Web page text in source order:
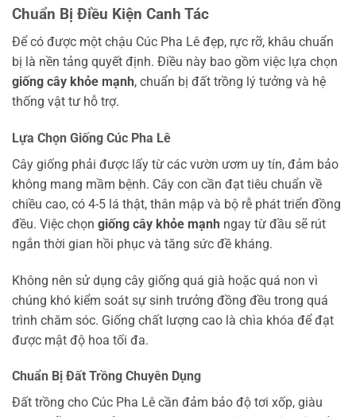
Chuẩn Bị Điều Kiện Canh Tác
Để có được một chậu Cúc Pha Lê đẹp, rực rỡ, khâu chuẩn
bị là nền tảng quyết định. Điều này bao gồm việc lựa chọn
giống cây khỏe mạnh, chuẩn bị đất trồng lý tưởng và hệ
thống vật tư hỗ trợ.
Lựa Chọn Giống Cúc Pha Lê
Cây giống phải được lấy từ các vườn ươm uy tín, đảm bảo
không mang mầm bệnh. Cây con cần đạt tiêu chuẩn về
chiều cao, có 4-5 lá thật, thân mập và bộ rễ phát triển đồng
đều. Việc chọn giống cây khỏe mạnh ngay từ đầu sẽ rút
ngắn thời gian hồi phục và tăng sức đề kháng.
Không nên sử dụng cây giống quá già hoặc quá non vì
chúng khó kiểm soát sự sinh trưởng đồng đều trong quá
trình chăm sóc. Giống chất lượng cao là chìa khóa để đạt
được mật độ hoa tối đa.
Chuẩn Bị Đất Trồng Chuyên Dụng
Đất trồng cho Cúc Pha Lê cần đảm bảo độ tơi xốp, giàu